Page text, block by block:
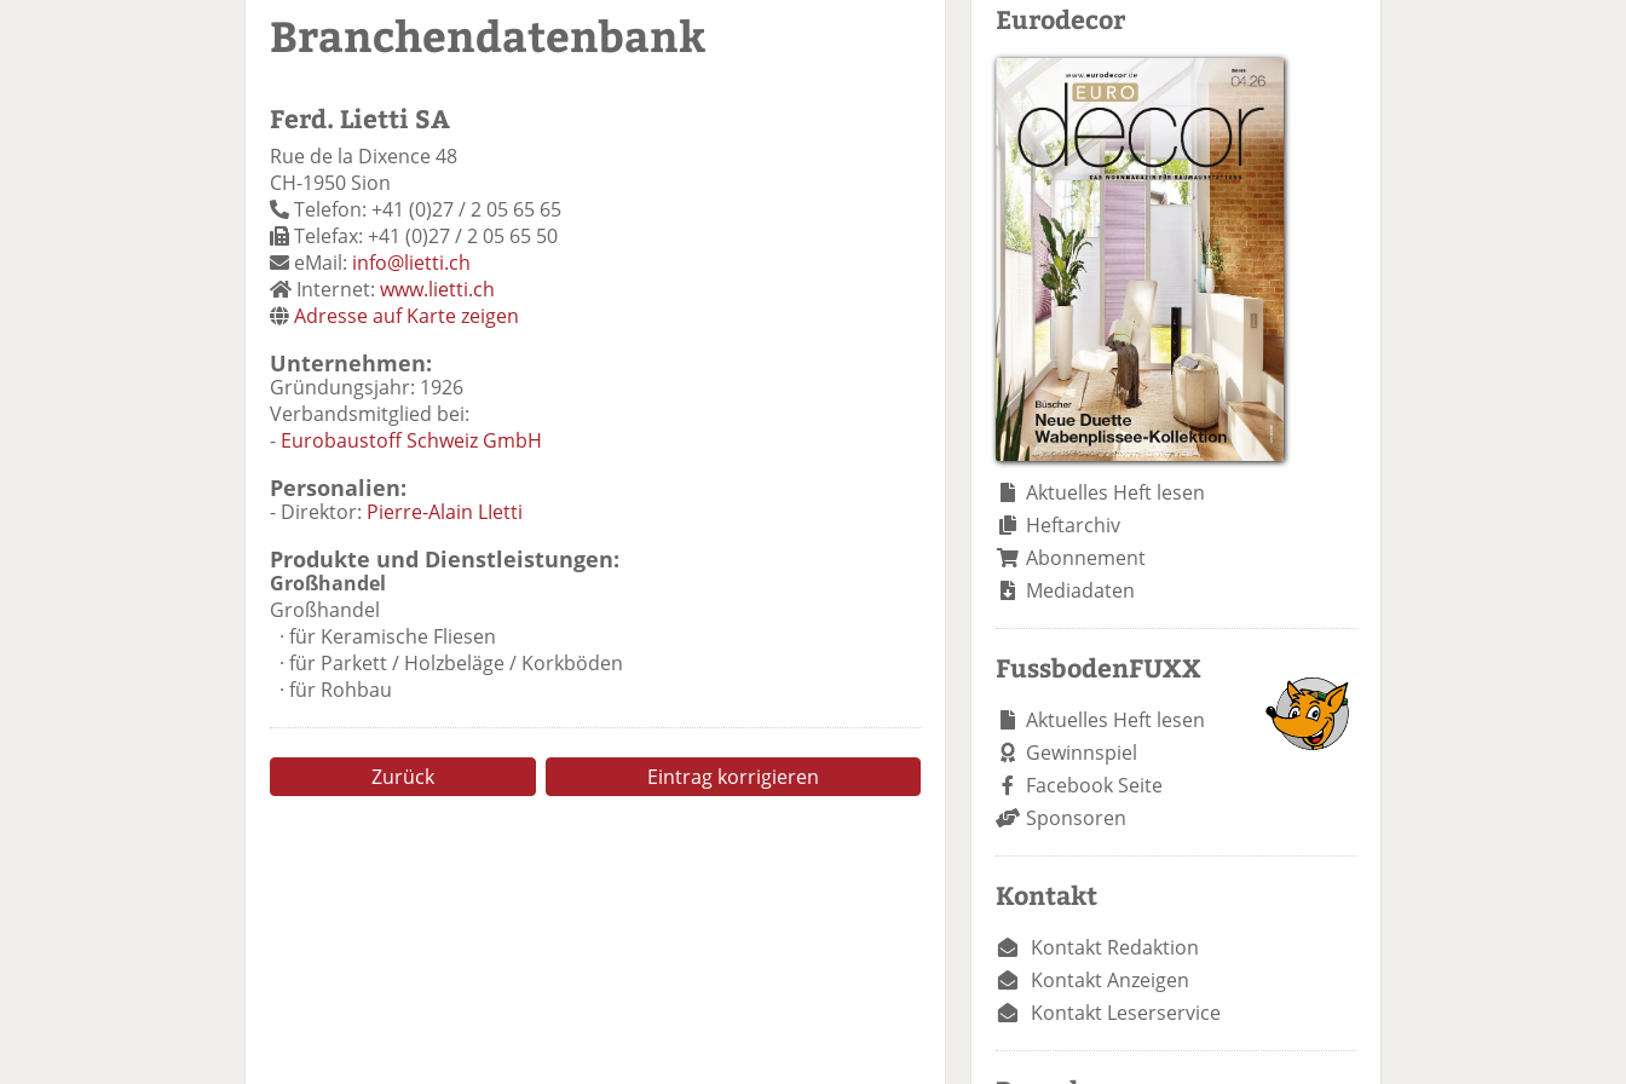
Branchendatenbank
Ferd. Lietti SA
Rue de la Dixence 48
CH-1950 Sion
Telefon: +41 (0)27 / 2 05 65 65
Telefax: +41 (0)27 / 2 05 65 50
eMail: info@lietti.ch
Internet: www.lietti.ch
Adresse auf Karte zeigen
Unternehmen:
Gründungsjahr: 1926
Verbandsmitglied bei:
- Eurobaustoff Schweiz GmbH
Personalien:
- Direktor: Pierre-Alain LIetti
Produkte und Dienstleistungen:
Großhandel
Großhandel
· für Keramische Fliesen
· für Parkett / Holzbeläge / Korkböden
· für Rohbau
Zurück Eintrag korrigieren
Eurodecor
Aktuelles Heft lesen
Heftarchiv
Abonnement
Mediadaten
FussbodenFUXX
Aktuelles Heft lesen
Gewinnspiel
Facebook Seite
Sponsoren
Kontakt
Kontakt Redaktion
Kontakt Anzeigen
Kontakt Leserservice